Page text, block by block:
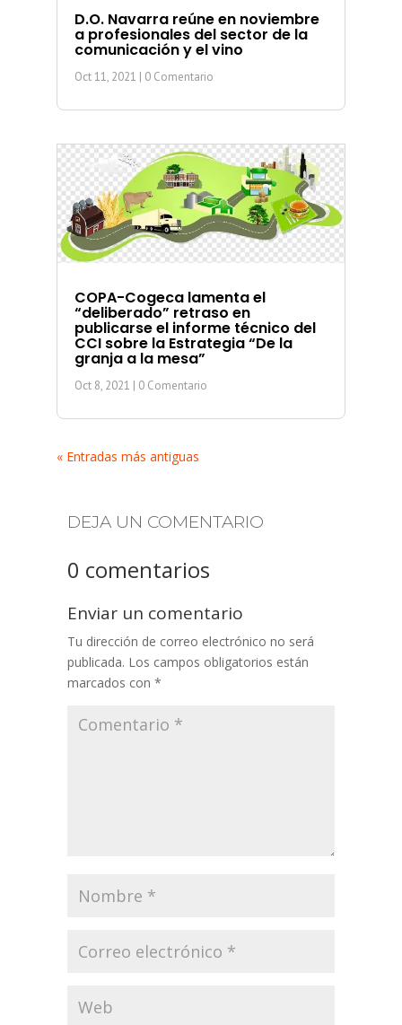
D.O. Navarra reúne en noviembre
a profesionales del sector de la
comunicación y el vino
Oct 11, 2021 | 0 Comentario
COPA-Cogeca lamenta el
“deliberado” retraso en
publicarse el informe técnico del
CCI sobre la Estrategia “De la
granja a la mesa”
Oct 8, 2021 | 0 Comentario
« Entradas más antiguas
DEJA UN COMENTARIO
0 comentarios
Enviar un comentario
Tu dirección de correo electrónico no será
publicada. Los campos obligatorios están
marcados con *